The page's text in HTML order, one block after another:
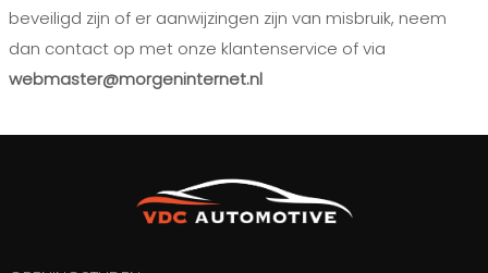
beveiligd zijn of er aanwijzingen zijn van misbruik, neem
dan contact op met onze klantenservice of via
webmaster@morgeninternet.nl